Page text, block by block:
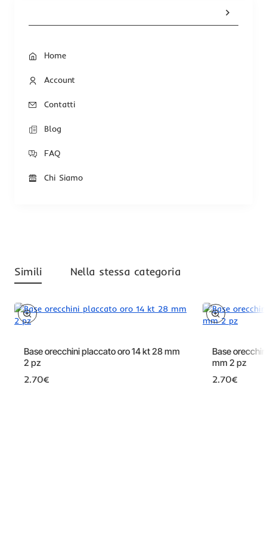
Home
Account
Contatti
Blog
FAQ
Chi Siamo
Simili Nella stessa categoria
Base orecchini placcato oro 14 kt 28 mm
2 pz
2.70€
Base
mm 2 pz
2.70€